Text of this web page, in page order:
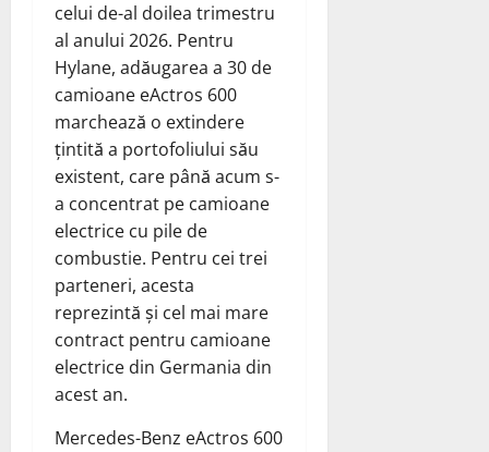
celui de-al doilea trimestru
al anului 2026. Pentru
Hylane, adăugarea a 30 de
camioane eActros 600
marchează o extindere
țintită a portofoliului său
existent, care până acum s-
a concentrat pe camioane
electrice cu pile de
combustie. Pentru cei trei
parteneri, acesta
reprezintă și cel mai mare
contract pentru camioane
electrice din Germania din
acest an.
Mercedes-Benz eActros 600